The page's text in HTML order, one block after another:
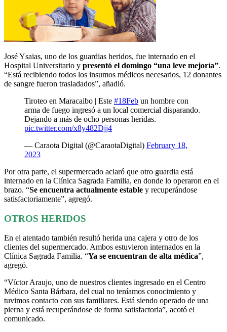
José Ysaias, uno de los guardias heridos, fue internado en el
Hospital Universitario y presentó el domingo “una leve mejoría”.
“Está recibiendo todos los insumos médicos necesarios, 12 donantes
de sangre fueron trasladados”, añadió.
Tiroteo en Maracaibo | Este #18Feb un hombre con
arma de fuego ingresó a un local comercial disparando.
Dejando a más de ocho personas heridas.
pic.twitter.com/x8y482Djj4
— Caraota Digital (@CaraotaDigital) February 18,
2023
Por otra parte, el supermercado aclaró que otro guardia está
internado en la Clínica Sagrada Familia, en donde lo operaron en el
brazo. “Se encuentra actualmente estable y recuperándose
satisfactoriamente”, agregó.
OTROS HERIDOS
En el atentado también resultó herida una cajera y otro de los
clientes del supermercado. Ambos estuvieron internados en la
Clínica Sagrada Familia. “Ya se encuentran de alta médica”,
agregó.
“Víctor Araujo, uno de nuestros clientes ingresado en el Centro
Médico Santa Bárbara, del cual no teníamos conocimiento y
tuvimos contacto con sus familiares. Está siendo operado de una
pierna y está recuperándose de forma satisfactoria”, acotó el
comunicado.